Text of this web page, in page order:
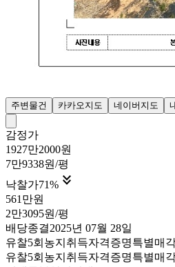
주변물건 카카오지도 네이버지도
감정가
1927만2000원
7만9338원/평
낙찰가71% 
561만원
2만3095원/평
배당종결2025년 07월 28일
유찰5회 농지취득자격증명특별매
유찰5회 농지취득자격증명특별매